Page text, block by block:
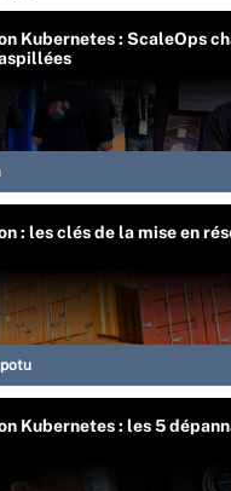
Kubernetes : ScaleOps
: les clés de la mise en
Kubernetes : les 5